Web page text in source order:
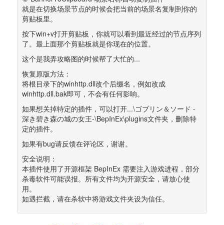
就是在切换场景节点的时候会把当前的场景名复制到你的
剪贴板里。
按下win+v打开剪贴板，你就可以看到最近经过的节点序列
了。最上面那个剪贴板就是你现在的位置。
这个是我弄攻略图的时候帮了大忙的...
恢复原版方法：
将根目录下的winhttp.dll改个后缀名，例如改成
winhttp.dll.bak即可，不会有任何影响。
如果想关掉特定的插件，可以打开...\ゴブリン＆ソード -
深き碧き森の城の女王-\BepInEx\plugins文件夹，删除特
定的插件。
如果有bug请反馈在评论区，谢谢。
安全说明：
本插件使用了开源框架 BepInEx 需要注入游戏进程，部分
杀毒软件可能误报。所有文件均为开源安全，请放心使
用。
如遇拦截，请在杀软中将游戏文件夹设为信任。